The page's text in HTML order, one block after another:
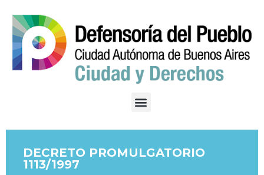
DECRETO PROMULGATORIO
1113/1997